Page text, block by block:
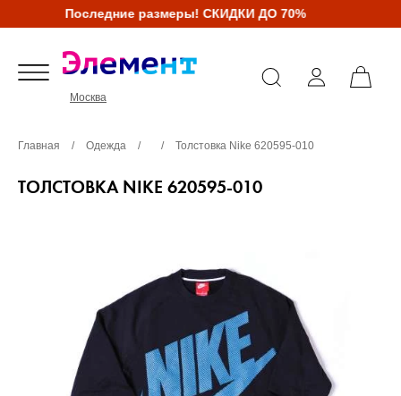
Последние размеры! СКИДКИ ДО 70%
Москва
Главная / Одежда / / Толстовка Nike 620595-010
ТОЛСТОВКА NIKE 620595-010